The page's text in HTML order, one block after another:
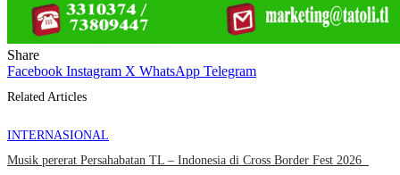
Share
Facebook Instagram X WhatsApp Telegram
Related Articles
INTERNASIONAL
Musik pererat Persahabatan TL – Indonesia di Cross Border Fest 2026